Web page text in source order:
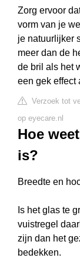
Zorg ervoor
vorm van je
je natuurlijker
meer dan de
de bril als het
een gek effect
Verzoek tot
op eyecare.nl
Hoe
is?
Breedte en
Is het glas te
vuistregel
zijn dan het
bedekken.